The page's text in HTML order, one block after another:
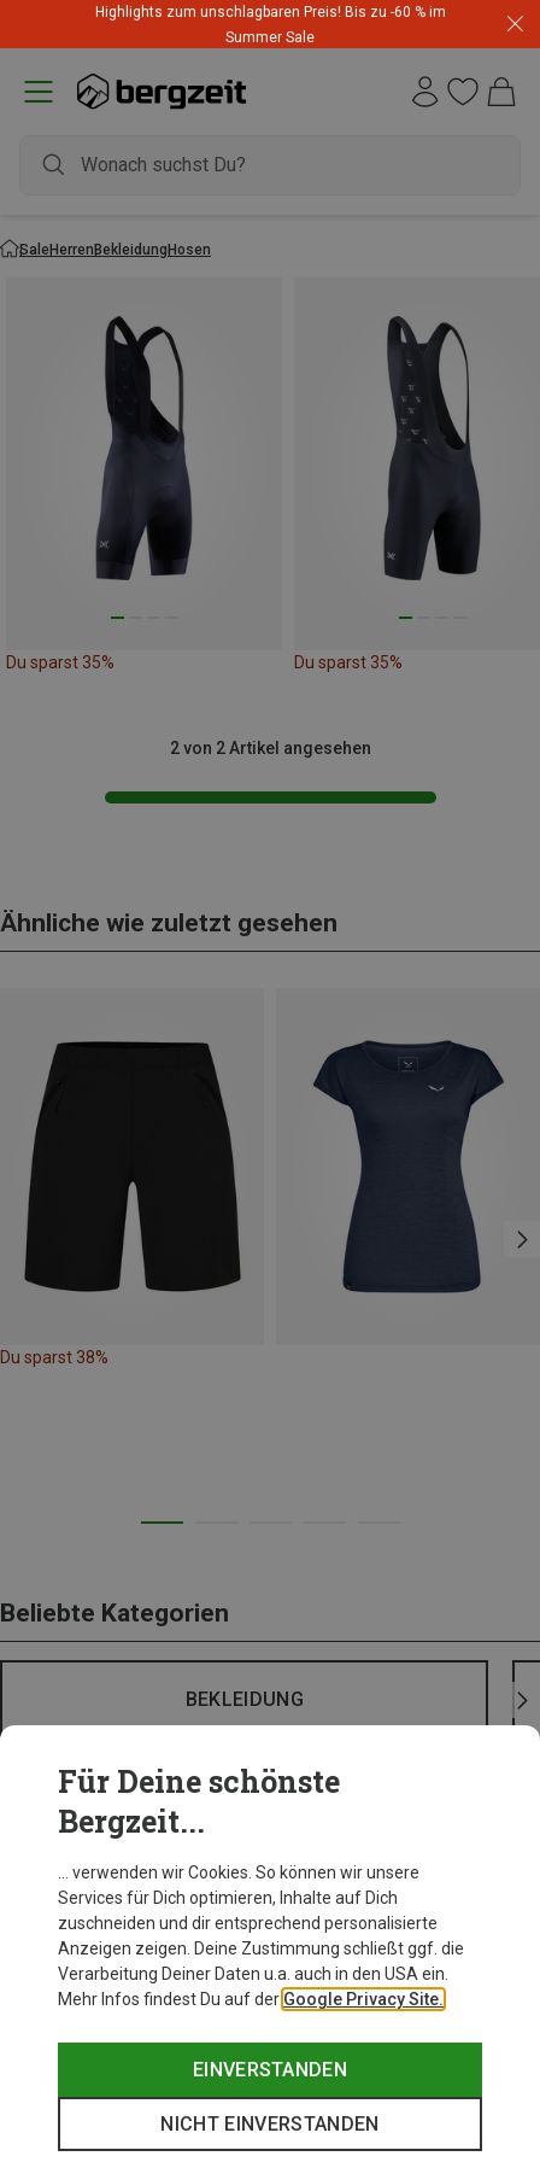
Highlights zum unschlagbaren Preis! Bis zu -60 % im
Summer Sale
SaleHerrenBekleidungHosen
Du sparst 35% Du sparst 35%
2 von 2 Artikel angesehen
Ähnliche wie zuletzt gesehen
Du sparst 38%
Beliebte Kategorien
BEKLEIDUNG
Für Deine schönste
Bergzeit...
… verwenden wir Cookies. So können wir unsere
Services für Dich optimieren, Inhalte auf Dich
zuschneiden und dir entsprechend personalisierte
Anzeigen zeigen. Deine Zustimmung schließt ggf. die
Verarbeitung Deiner Daten u.a. auch in den USA ein.
Mehr Infos findest Du auf der Google Privacy Site.
EINVERSTANDEN
NICHT EINVERSTANDEN